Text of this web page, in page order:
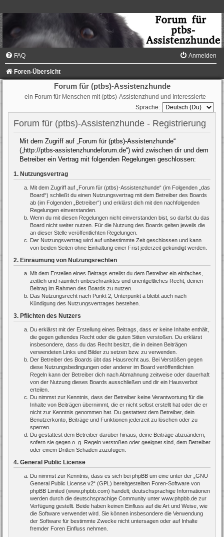
FAQ Anmelden
Foren-Übersicht
Forum für (ptbs)-Assistenzhunde
ein Forum für Menschen mit (ptbs)-Assistenzhund und Interessierte
Sprache:
Forum für (ptbs)-Assistenzhunde - Registrierung
Mit dem Zugriff auf „Forum für (ptbs)-Assistenzhunde“
(„http://ptbs-assistenzhundeforum.de“) wird zwischen dir und dem
Betreiber ein Vertrag mit folgenden Regelungen geschlossen:
1. Nutzungsvertrag
Mit dem Zugriff auf „Forum für (ptbs)-Assistenzhunde“ (im Folgenden „das
Board“) schließt du einen Nutzungsvertrag mit dem Betreiber des Boards
ab (im Folgenden „Betreiber“) und erklärst dich mit den nachfolgenden
Regelungen einverstanden.
Wenn du mit diesen Regelungen nicht einverstanden bist, so darfst du das
Board nicht weiter nutzen. Für die Nutzung des Boards gelten jeweils die
an dieser Stelle veröffentlichten Regelungen.
Der Nutzungsvertrag wird auf unbestimmte Zeit geschlossen und kann
von beiden Seiten ohne Einhaltung einer Frist jederzeit gekündigt werden.
2. Einräumung von Nutzungsrechten
Mit dem Erstellen eines Beitrags erteilst du dem Betreiber ein einfaches,
zeitlich und räumlich unbeschränktes und unentgeltliches Recht, deinen
Beitrag im Rahmen des Boards zu nutzen.
Das Nutzungsrecht nach Punkt 2, Unterpunkt a bleibt auch nach
Kündigung des Nutzungsvertrages bestehen.
3. Pflichten des Nutzers
Du erklärst mit der Erstellung eines Beitrags, dass er keine Inhalte enthält,
die gegen geltendes Recht oder die guten Sitten verstoßen. Du erklärst
insbesondere, dass du das Recht besitzt, die in deinen Beiträgen
verwendeten Links und Bilder zu setzen bzw. zu verwenden.
Der Betreiber des Boards übt das Hausrecht aus. Bei Verstößen gegen
diese Nutzungsbedingungen oder anderer im Board veröffentlichten
Regeln kann der Betreiber dich nach Abmahnung zeitweise oder dauerhaft
von der Nutzung dieses Boards ausschließen und dir ein Hausverbot
erteilen.
Du nimmst zur Kenntnis, dass der Betreiber keine Verantwortung für die
Inhalte von Beiträgen übernimmt, die er nicht selbst erstellt hat oder die er
nicht zur Kenntnis genommen hat. Du gestattest dem Betreiber, dein
Benutzerkonto, Beiträge und Funktionen jederzeit zu löschen oder zu
sperren.
Du gestattest dem Betreiber darüber hinaus, deine Beiträge abzuändern,
sofern sie gegen o. g. Regeln verstoßen oder geeignet sind, dem Betreiber
oder einem Dritten Schaden zuzufügen.
4. General Public License
Du nimmst zur Kenntnis, dass es sich bei phpBB um eine unter der „ GNU
General Public License v2“ (GPL) bereitgestellten Foren-Software von
phpBB Limited (www.phpbb.com) handelt; deutschsprachige Informationen
werden durch die deutschsprachige Community unter www.phpbb.de zur
Verfügung gestellt. Beide haben keinen Einfluss auf die Art und Weise, wie
die Software verwendet wird. Sie können insbesondere die Verwendung
der Software für bestimmte Zwecke nicht untersagen oder auf Inhalte
fremder Foren Einfluss nehmen.